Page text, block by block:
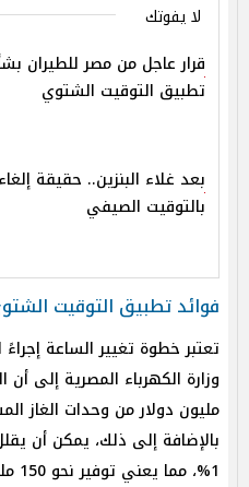
لا يفوتك
قرار عاجل من مصر للطيران
تطبيق التوقيت الشتوي
بعد غلاء البنزين.. حقيقة
بالتوقيت الصيفي
فوائد تطبيق التوقيت
تعتبر خطوة تغيير الساعة
مليون دولار من وحدات الغاز
بالإضافة إلى ذلك، يمكن أن
1%، مما يعني توفير نحو 150 مليون دولار سنويًا.